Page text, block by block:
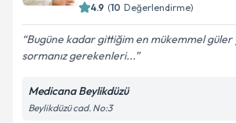
4.9 (10 Değerlendirme)
Bugüne kadar gittiğim en mükemmel güler
sormanız gerekenleri...
Medicana Beylikdüzü
Beylikdüzü cad. No:3